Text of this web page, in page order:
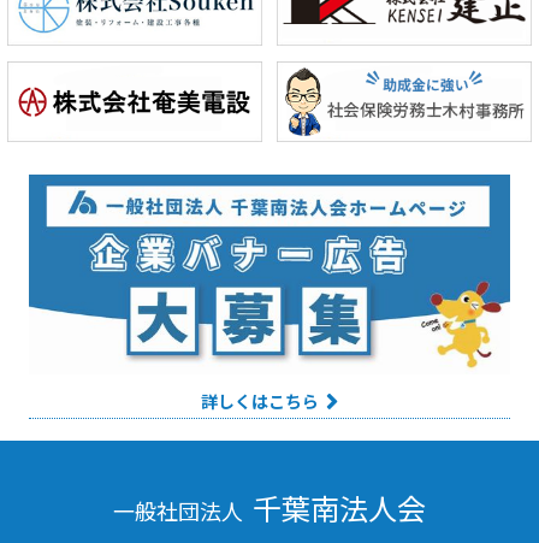
詳しくはこちら
一般社団法人 千葉南法人会